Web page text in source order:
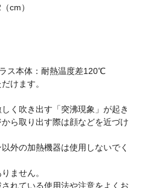
cm）
ス本体：耐熱温度差120℃
けます。
く吹き出す「突沸現象」が起き
ら取り出す際は顔などを近づけ
外の加熱機器は使用しないでく
ません。
れている使用法や注意をよくお